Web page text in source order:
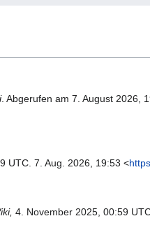
. Abgerufen am 7. August 2026,
UTC. 7. Aug. 2026, 19:53 <
4. November 2025, 00:59